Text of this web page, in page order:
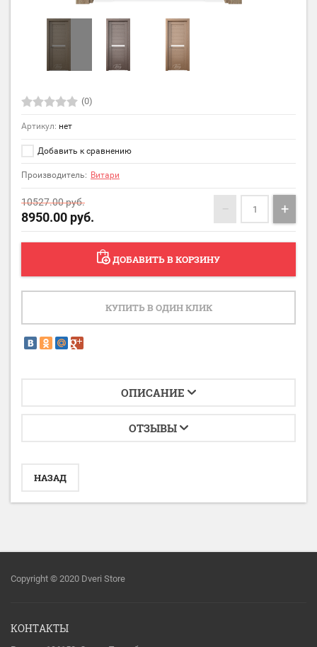
(0)
Артикул: нет
Добавить к сравнению
Производитель: Витари
10527.00руб.
8950.00 руб. − +
ДОБАВИТЬ В КОРЗИНУ
КУПИТЬ В ОДИН КЛИК
ОПИСАНИЕ
ОТЗЫВЫ
НАЗАД
Copyright © 2020 Dveri Store
КОНТАКТЫ